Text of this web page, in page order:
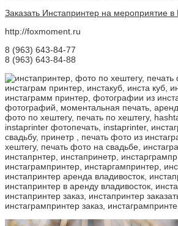
Заказать Инстапринтер на мероприятие в
http://foxmoment.ru
8 (963) 643-84-77
8 (963) 643-84-88